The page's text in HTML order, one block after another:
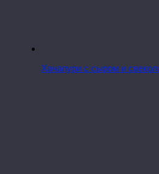
Хачапури с сыром и